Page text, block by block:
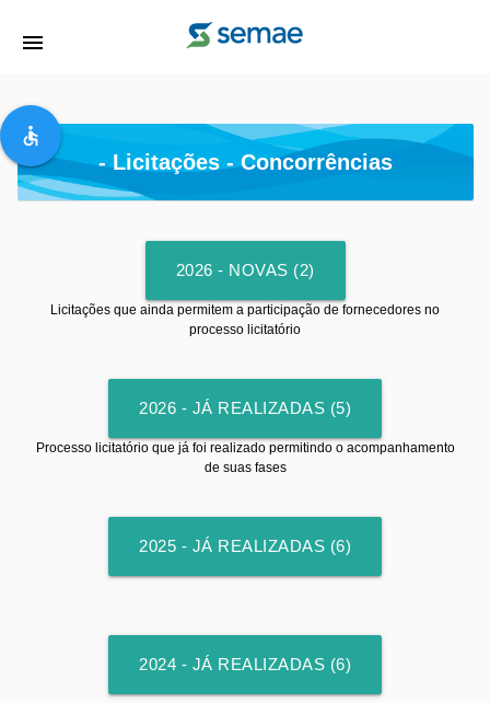
menu
accessible
- Licitações - Concorrências
2026 - NOVAS (2)
Licitações que ainda permitem a participação de fornecedores no
processo licitatório
2026 - JÁ REALIZADAS (5)
Processo licitatório que já foi realizado permitindo o acompanhamento
de suas fases
2025 - JÁ REALIZADAS (6)
2024 - JÁ REALIZADAS (6)